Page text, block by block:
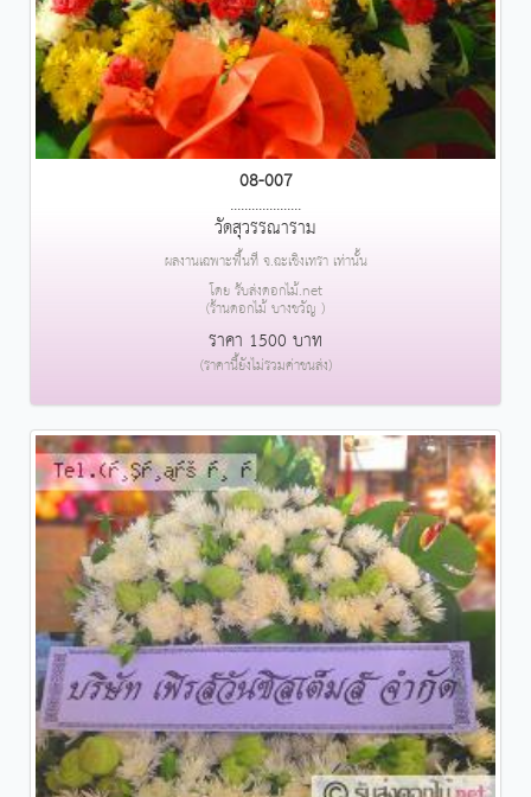
08-007
....................
วัดสุวรรณาราม
ผลงานเฉพาะพื้นที่ จ.ฉะเชิงเทรา เท่านั้น
โดย รับส่งดอกไม้.net
(ร้านดอกไม้ บางขวัญ )
ราคา 1500 บาท
(ราคานี้ยังไม่รวมค่าขนส่ง)